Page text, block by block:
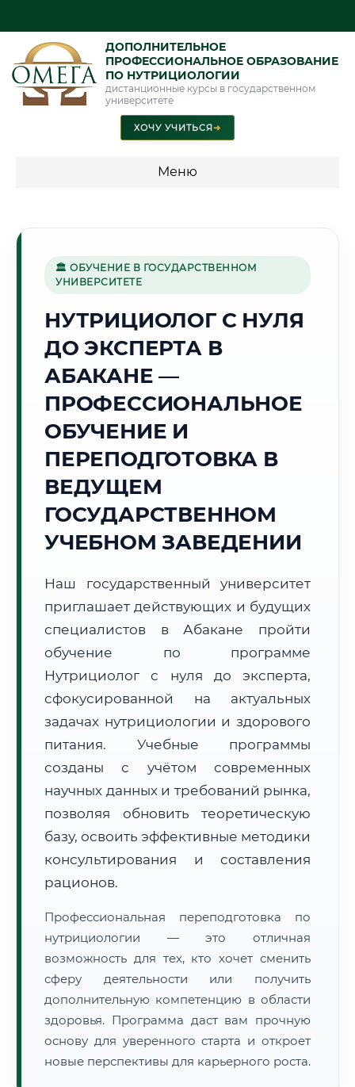
ДОПОЛНИТЕЛЬНОЕ
ПРОФЕССИОНАЛЬНОЕ ОБРАЗОВАНИЕ
ПО НУТРИЦИОЛОГИИ
дистанционные курсы в государственном
университете
ХОЧУ УЧИТЬСЯ➜
Меню
🏔️
Г. АБАКАН
10:26:58
2026 г.
Погода в г. Абакан: ☀️ +22°C, Ясно
🌅 Восход: 05:20
📍 Региональная справка г. Абакан
Почтовые индексы:
655000–655999
Часовой пояс:
МСК+4 (UTC+7)
Формат учебы:
Дистанционно
🗺️ Зона обслуживания: г. Абакан
• Маршрут транзита:~569 км
• Экспресс-доставка СДЭК / Почтой:1–2 рабочих дня
📜 Документы и аккредитация
🔍Нажмите на документ для увеличения и просмотра
🏛 ОБУЧЕНИЕ В ГОСУДАРСТВЕННОМ
УНИВЕРСИТЕТЕ
НУТРИЦИОЛОГ С НУЛЯ
ДО ЭКСПЕРТА В
АБАКАНЕ —
ПРОФЕССИОНАЛЬНОЕ
ОБУЧЕНИЕ И
ПЕРЕПОДГОТОВКА В
ВЕДУЩЕМ
ГОСУДАРСТВЕННОМ
УЧЕБНОМ ЗАВЕДЕНИИ
Наш государственный университет
приглашает действующих и будущих
специалистов в Абакане пройти
обучение по программе
Нутрициолог с нуля до эксперта,
сфокусированной на актуальных
задачах нутрициологии и здорового
питания. Учебные программы
созданы с учётом современных
научных данных и требований рынка,
позволяя обновить теоретическую
базу, освоить эффективные методики
консультирования и составления
рационов.
Профессиональная переподготовка по
нутрициологии — это отличная
возможность для тех, кто хочет сменить
сферу деятельности или получить
дополнительную компетенцию в области
здоровья. Программа даст вам прочную
основу для уверенного старта и откроет
новые перспективы для карьерного роста.